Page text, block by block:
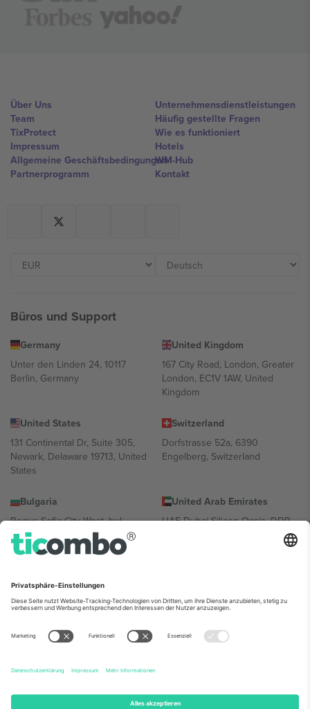
Über Uns
Team
TixProtect
Impressum
Allgemeine Geschäftsbedingungen
Partnerprogramm
Unternehmensdienstleistungen
Häufig gestellte Fragen
Wie es funktioniert
Hotels
WM-Hub
Kontakt
Büros und Support
Germany
Unter den Linden 24, 10117
Berlin, Germany
United Kingdom
167 City Road, London, Greater
London, EC1V 1AW, United
Kingdom
United States
131 Continental Dr, Suite 305,
Newark, Delaware 19713, United
States
Switzerland
Dorfstrasse 52a, 6390
Engelberg, Switzerland
Bulgaria
Regus Sofia City West, bul
Totleben 53-55, 1606 Sofia,
Bulgaria
United Arab Emirates
UAE Dubai Silicon Oasis, DDP
Building A1, Office 302, Dubai,
Mexico
Av Chapultepec 360, Roma
Norte, Cuauhtémoc, 06700
Ciudad de México, CDMX,
Mexico
Die juristische Person des Plattformanbieters kann je nach
Informationen finden Sie auf der jeweiligen Veranstaltungsseite, im